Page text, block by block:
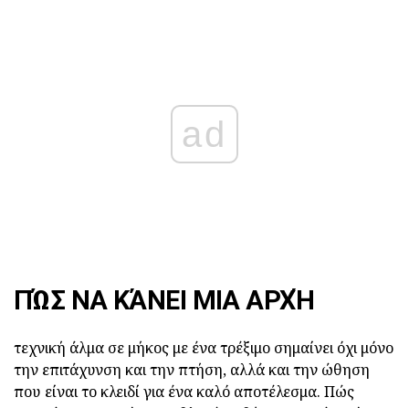
ad
ΠΏΣ ΝΑ ΚΆΝΕΙ ΜΙΑ ΑΡΧΉ
τεχνική άλμα σε μήκος με ένα τρέξιμο σημαίνει όχι μόνο
την επιτάχυνση και την πτήση, αλλά και την ώθηση
που είναι το κλειδί για ένα καλό αποτέλεσμα. Πώς